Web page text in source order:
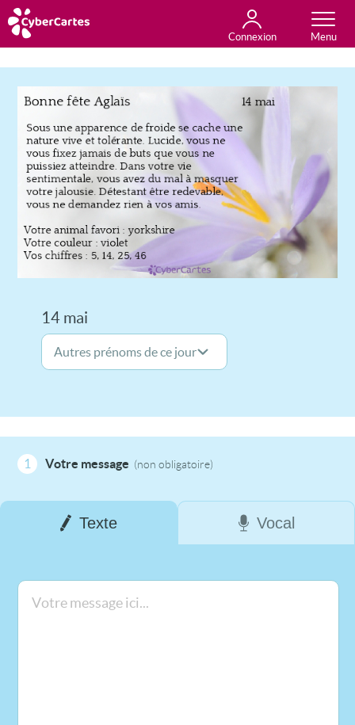
Connexion
Anniversaire
Fête du jour
Amour
Amitié
Merci
Toutes les cartes
14 mai
1 Votre message (non obligatoire)
Texte Vocal